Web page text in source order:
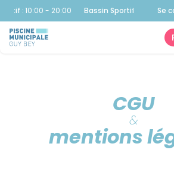
:10:00 - 20:00 Bassin Sportif: 10:00 -
Se
CGU
&
mentions